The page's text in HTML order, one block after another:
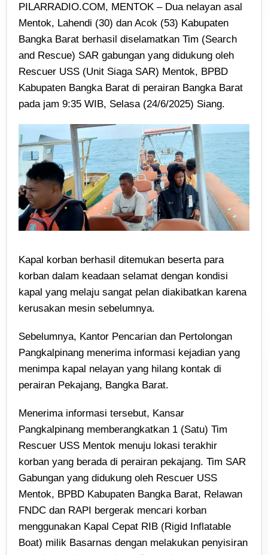
PILARRADIO.COM, MENTOK – Dua nelayan asal
Mentok, Lahendi (30) dan Acok (53) Kabupaten
Bangka Barat berhasil diselamatkan Tim (Search
and Rescue) SAR gabungan yang didukung oleh
Rescuer USS (Unit Siaga SAR) Mentok, BPBD
Kabupaten Bangka Barat di perairan Bangka Barat
pada jam 9:35 WIB, Selasa (24/6/2025) Siang.
Kapal korban berhasil ditemukan beserta para
korban dalam keadaan selamat dengan kondisi
kapal yang melaju sangat pelan diakibatkan karena
kerusakan mesin sebelumnya.
Sebelumnya, Kantor Pencarian dan Pertolongan
Pangkalpinang menerima informasi kejadian yang
menimpa kapal nelayan yang hilang kontak di
perairan Pekajang, Bangka Barat.
Menerima informasi tersebut, Kansar
Pangkalpinang memberangkatkan 1 (Satu) Tim
Rescuer USS Mentok menuju lokasi terakhir
korban yang berada di perairan pekajang. Tim SAR
Gabungan yang didukung oleh Rescuer USS
Mentok, BPBD Kabupaten Bangka Barat, Relawan
FNDC dan RAPI bergerak mencari korban
menggunakan Kapal Cepat RIB (Rigid Inflatable
Boat) milik Basarnas dengan melakukan penyisiran